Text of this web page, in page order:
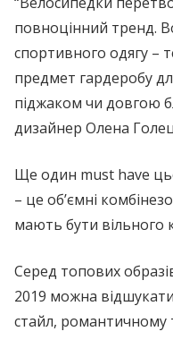
повноцінний тренд.
спортивного одягу –
предмет гардеробу
піджаком чи довгою
дизайнер Олена
Ще один must have
– це об’ємні
мають бути вільного
Серед топових
2019 можна відшукати
стайл, романтичному